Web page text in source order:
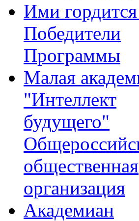
Ими
Победители
Программы
Малая
"Интеллект
будущего"
общественная
организация
Академиан